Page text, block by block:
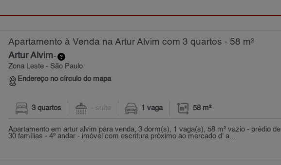
Apartamento à Venda na Artur Alvim com 3 quartos - 58 m²
Artur Alvim-
Zona Leste - São Paulo
Endereço no círculo do mapa
3 quartos - suíte 1 vaga 58 m²
Apartamento em artur alvim para venda, 3 dorm(s), 1 vaga(s), 58 m² vazio - prédio de
30 famílias - 4º andar - imóvel com escritura próximo ao mercado d' a...